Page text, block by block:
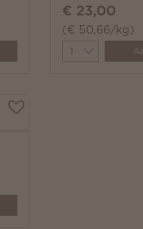
€ 23,00
(€ 50,66/kg)
Quantity